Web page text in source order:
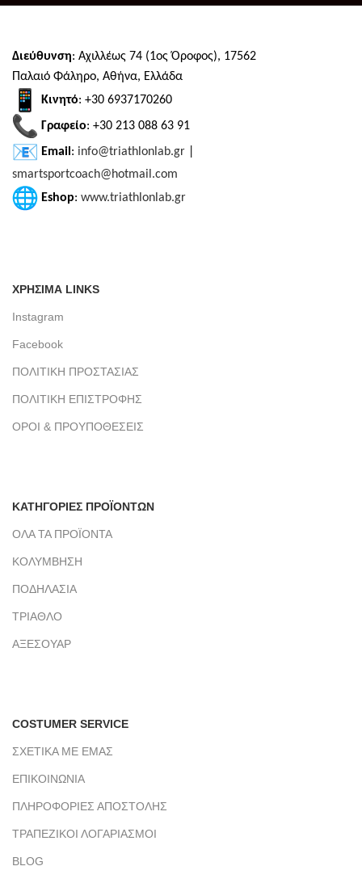
Διεύθυνση: Αχιλλέως 74 (1ος Όροφος), 17562
Παλαιό Φάληρο, Αθήνα, Ελλάδα
Κινητό: +30 6937170260
Γραφείο: +30 213 088 63 91
Email : info@triathlonlab.gr
smartsportcoach@hotmail.com
Eshop: www.triathlonlab.gr
ΧΡΗΣΙΜΑ LINKS
Instagram
Facebook
ΠΟΛΙΤΙΚΗ ΠΡΟΣΤΑΣΙΑΣ
ΠΟΛΙΤΙΚΗ ΕΠΙΣΤΡΟΦΗΣ
ΟΡΟΙ & ΠΡΟΥΠΟΘΕΣΕΙΣ
ΚΑΤΗΓΟΡΙΕΣ ΠΡΟΪΟΝΤΩΝ
ΟΛΑ ΤΑ ΠΡΟΪΟΝΤΑ
ΚΟΛΥΜΒΗΣΗ
ΠΟΔΗΛΑΣΙΑ
ΤΡΙΑΘΛΟ
ΑΞΕΣΟΥΑΡ
COSTUMER SERVICE
ΣΧΕΤΙΚΑ ΜΕ ΕΜΑΣ
ΕΠΙΚΟΙΝΩΝΙΑ
ΠΛΗΡΟΦΟΡΙΕΣ ΑΠΟΣΤΟΛΗΣ
ΤΡΑΠΕΖΙΚΟΙ ΛΟΓΑΡΙΑΣΜΟΙ
BLOG